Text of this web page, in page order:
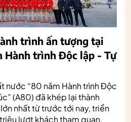
trình ấn tượng tại
Hành trình Độc lập - Tự
nước “80 năm Hành trình Độc
(A80) đã khép lại thành
nhất từ trước tới nay, triển
lượt khách tham quan.